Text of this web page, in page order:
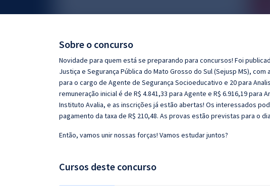
Questões grátis
Sobre o concurso
Novidade para quem está se preparando para concursos! Foi
Justiça e Segurança Pública do Mato Grosso do Sul (Sejusp MS),
para o cargo de Agente de Segurança Socioeducativo e 20 para
remuneração inicial é de R$ 4.841,33 para Agente e R$ 6.916,19 para
Instituto Avalia, e as inscrições já estão abertas! Os interessados
pagamento da taxa de R$ 210,48. As provas estão previstas para o
Então, vamos unir nossas forças! Vamos estudar juntos?
Cursos deste concurso